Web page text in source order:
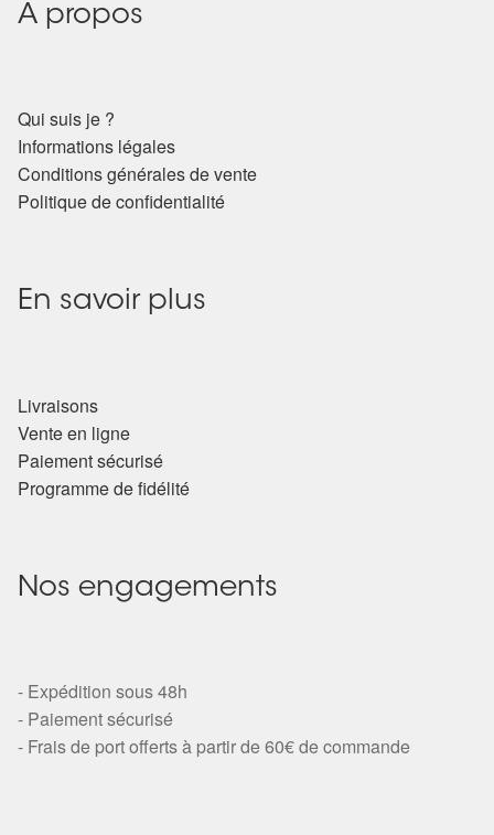
A propos
Qui suis je ?
Informations légales
Conditions générales de vente
Politique de confidentialité
En savoir plus
Livraisons
Vente en ligne
Paiement sécurisé
Programme de fidélité
Nos engagements
- Expédition sous 48h
- Paiement sécurisé
- Frais de port offerts à partir de 60€ de commande